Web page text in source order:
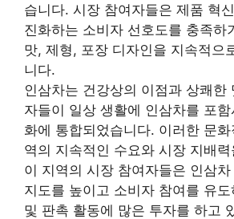
습니다. 시장 참여자들은 제품 혁
진화하는 소비자 선호도를 충족하
맛, 제형, 포장 디자인을 지속적으
니다.
인삼차는 건강상의 이점과 상쾌한
자들이 일상 생활에 인삼차를 포
화에 통합되었습니다. 이러한 문
역의 지속적인 수요와 시장 지배
이 지역의 시장 참여자들은 인삼
지도를 높이고 소비자 참여를 유
및 판촉 활동에 많은 투자를 하고